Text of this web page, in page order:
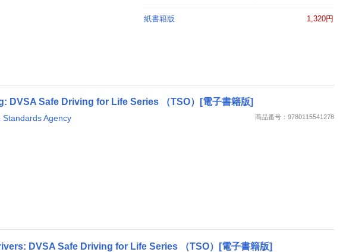
紙書籍版 1,320円
DVSA Safe Driving for Life Series （TSO）[電子書籍版]
Standards Agency 商品番号：9780115541278
DVSA Safe Driving for Life Series （TSO）[電子書籍版]